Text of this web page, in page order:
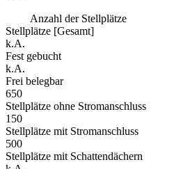
Anzahl der Stellplätze
Stellplätze [Gesamt]
k.A.
Fest gebucht
k.A.
Frei belegbar
650
Stellplätze ohne Stromanschluss
150
Stellplätze mit Stromanschluss
500
Stellplätze mit Schattendächern